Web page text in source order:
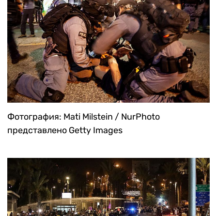
Фотография: Mati Milstein / NurPhoto
представлено Getty Images